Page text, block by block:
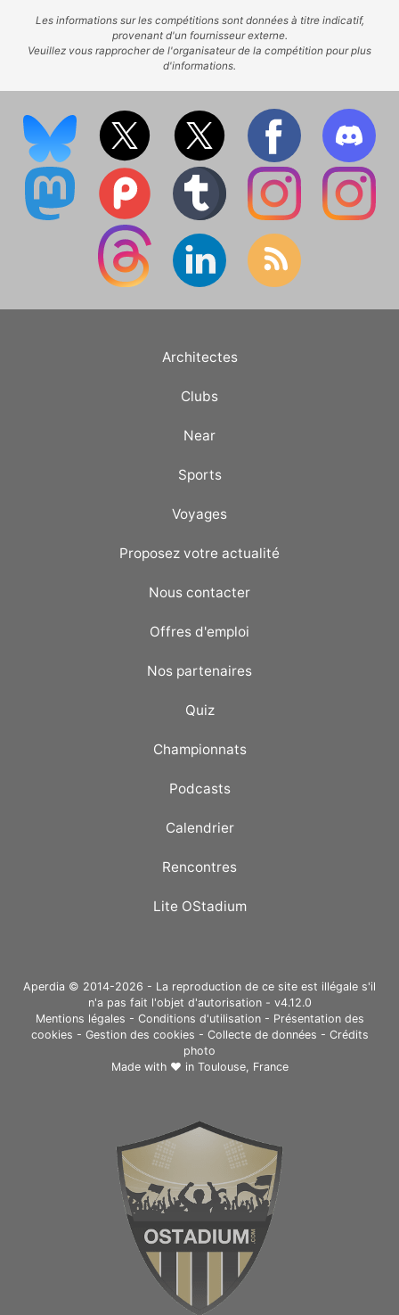
Les informations sur les compétitions sont données à titre indicatif,
provenant d'un fournisseur externe.
Veuillez vous rapprocher de l'organisateur de la compétition pour plus
d'informations.
Architectes
Clubs
Near
Sports
Voyages
Proposez votre actualité
Nous contacter
Offres d'emploi
Nos partenaires
Quiz
Championnats
Podcasts
Calendrier
Rencontres
Lite OStadium
Aperdia © 2014-2026 - La reproduction de ce site est illégale s'il
n'a pas fait l'objet d'autorisation - v4.12.0
Mentions légales - Conditions d'utilisation- Présentation des
cookies - Gestion des cookies - Collecte de données - Crédits
photo
Made with ❤ in Toulouse, France